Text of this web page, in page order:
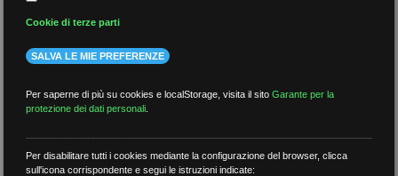
più recenti
meno recenti
Cookie di terze parti
SALVA LE MIE PREFERENZE
Per saperne di più su cookies e localStorage, visita il sitoGarante per la
protezione dei dati personali
Per disabilitare tutti i cookies mediante la configurazione del browser, clicca
sull'icona corrispondente e segui le istruzioni indicate: